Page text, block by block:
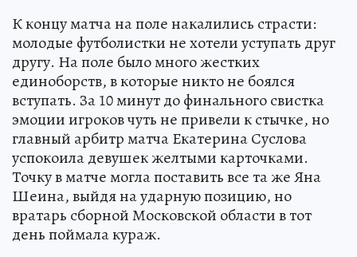
К концу матча на поле накалились страсти:
молодые футболистки не хотели уступать друг
другу. На поле было много жестких
единоборств, в которые никто не боялся
вступать. За 10 минут до финального свистка
эмоции игроков чуть не привели к стычке, но
главный арбитр матча Екатерина Суслова
успокоила девушек желтыми карточками.
Точку в матче могла поставить все та же Яна
Шеина, выйдя на ударную позицию, но
вратарь сборной Московской области в тот
день поймала кураж.